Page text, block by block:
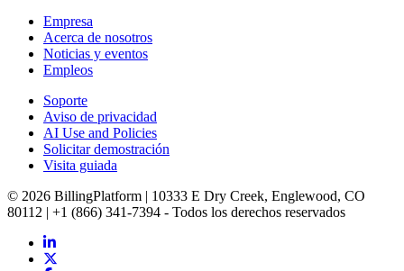
Empresa
Acerca de nosotros
Noticias y eventos
Empleos
Soporte
Aviso de privacidad
AI Use and Policies
Solicitar demostración
Visita guiada
© 2026 BillingPlatform | 10333 E Dry Creek, Englewood, CO
80112 | +1 (866) 341-7394 - Todos los derechos reservados